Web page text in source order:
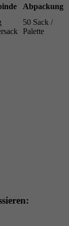
Abpackung
50 Sack /
Palette